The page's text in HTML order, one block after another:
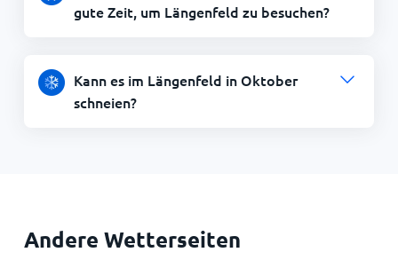
gute Zeit, um Längenfeld zu besuchen?
Kann es im Längenfeld in Oktober
schneien?
Andere Wetterseiten